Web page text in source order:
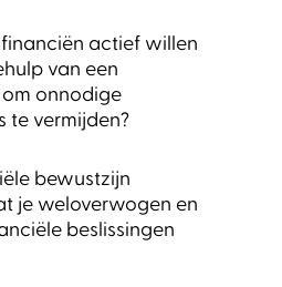
actief willen
van een
onnodige
te vermijden?
bewustzijn
je weloverwogen en
beslissingen